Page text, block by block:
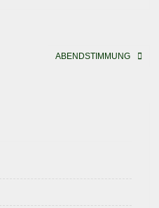
ABENDSTIMMUNG